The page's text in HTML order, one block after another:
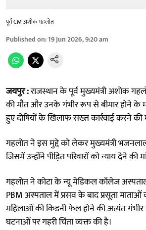
पूर्व CM अशोक गहलोत
Published on:19 Jun 2026, 9:20 am
जयपुर :राजस्थान के पूर्व मुख्यमंत्री अशोक
की मौत और उनके गंभीर रूप से बीमार होने के
हुए दोषियों के खिलाफ सख्त कार्रवाई करने की
गहलोत ने इस मुद्दे को लेकर मुख्यमंत्री भजनलाल
जिसमें उन्होंने पीड़ित परिवारों को न्याय देने की
गहलोत ने कोटा के न्यू मेडिकल कॉलेज
PBM अस्पताल में प्रसव के बाद प्रसूता
महिलाओं की किडनी फेल होने की अत्यंत
घटनाओं पर गहरी चिंता व्यक्त की है।